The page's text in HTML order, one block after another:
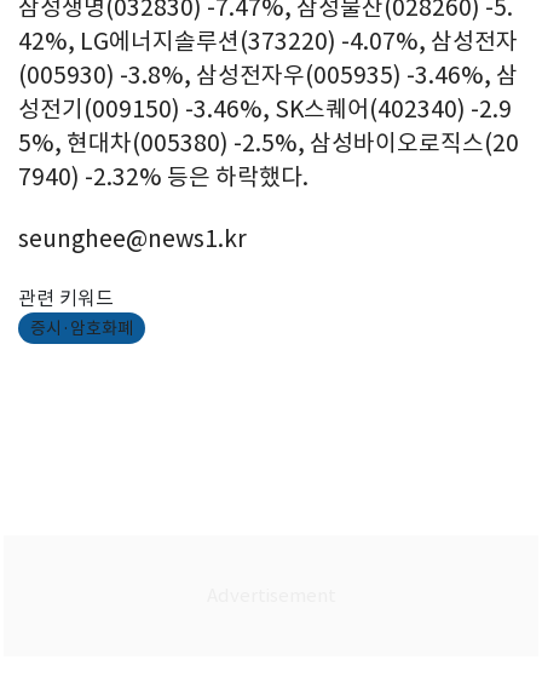
삼성생명(032830) -7.47%, 삼성물산(028260) -5.
42%, LG에너지솔루션(373220) -4.07%, 삼성전자
(005930) -3.8%, 삼성전자우(005935) -3.46%, 삼
성전기(009150) -3.46%, SK스퀘어(402340) -2.9
5%, 현대차(005380) -2.5%, 삼성바이오로직스(20
7940) -2.32% 등은 하락했다.
seunghee@news1.kr
관련 키워드
증시·암호화폐